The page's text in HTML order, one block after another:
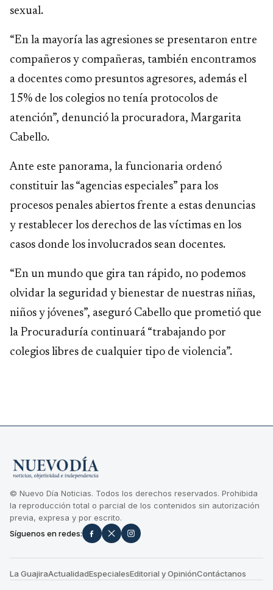
sexual.
“En la mayoría las agresiones se presentaron entre
compañeros y compañeras, también encontramos
a docentes como presuntos agresores, además el
15% de los colegios no tenía protocolos de
atención”, denunció la procuradora, Margarita
Cabello.
Ante este panorama, la funcionaria ordenó
constituir las “agencias especiales” para los
procesos penales abiertos frente a estas denuncias
y restablecer los derechos de las víctimas en los
casos donde los involucrados sean docentes.
“En un mundo que gira tan rápido, no podemos
olvidar la seguridad y bienestar de nuestras niñas,
niños y jóvenes”, aseguró Cabello que prometió que
la Procuraduría continuará “trabajando por
colegios libres de cualquier tipo de violencia”.
© Nuevo Día Noticias. Todos los derechos reservados. Prohibida
la reproducción total o parcial de los contenidos sin autorización
previa, expresa y por escrito.
Síguenos en redes:
La GuajiraActualidadEspecialesEditorial y OpiniónContáctanos